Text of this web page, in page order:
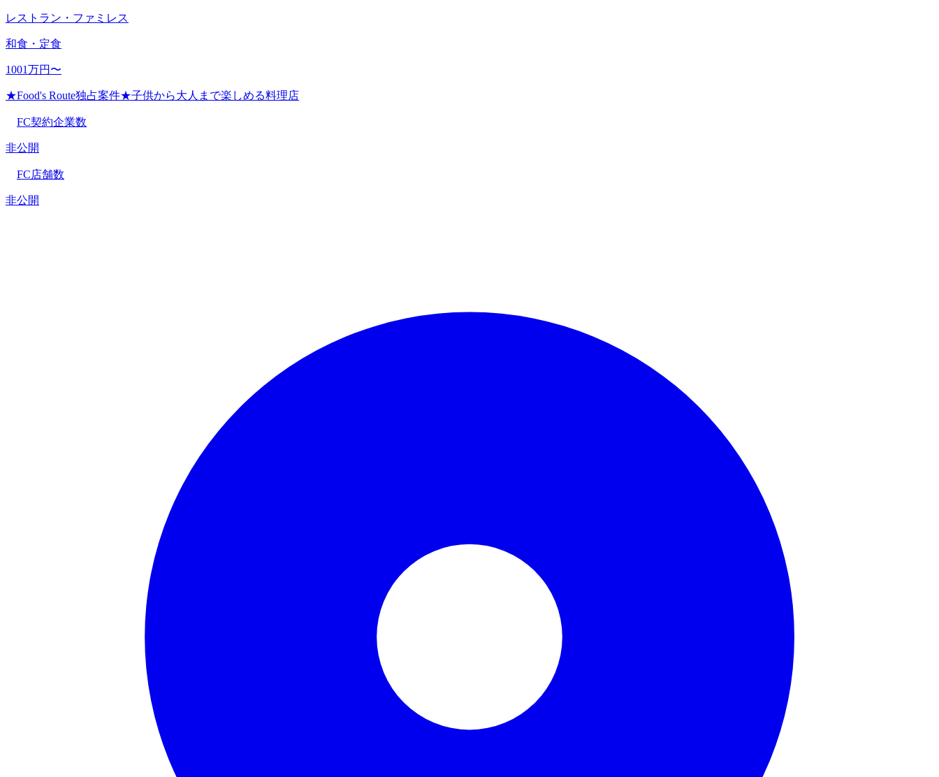
レストラン・ファミレス
和食・定食
1001万円〜
★Food's Route独占案件★子供から大人まで楽しめる料理店
FC契約企業数
非公開
FC店舗数
非公開